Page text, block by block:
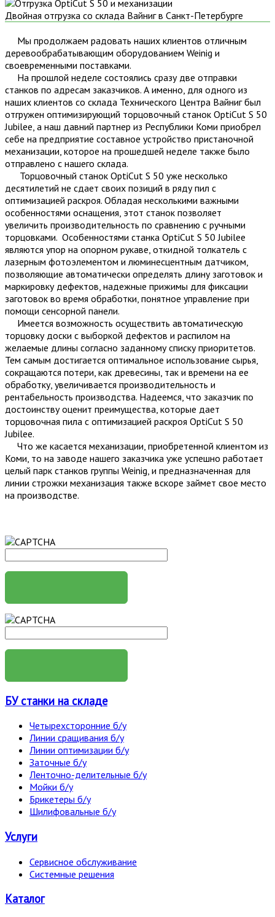
Двойная отгрузка со склада Вайниг в Санкт-Петербурге
Мы продолжаем радовать наших клиентов отличным
деревообрабатывающим оборудованием Weinig и
своевременными поставками.
На прошлой неделе состоялись сразу две отправки
станков по адресам заказчиков. А именно, для одного из
наших клиентов со склада Технического Центра Вайниг был
отгружен оптимизирующий торцовочный станок OptiCut S 50
Jubilee, а наш давний партнер из Республики Коми приобрел
себе на предприятие составное устройство пристаночной
механизации, которое на прошедшей неделе также было
отправлено с нашего склада.
Торцовочный станок OptiCut S 50 уже несколько
десятилетий не сдает своих позиций в ряду пил с
оптимизацией раскроя. Обладая несколькими важными
особенностями оснащения, этот станок позволяет
увеличить производительность по сравнению с ручными
торцовками. Особенностями станка OptiCut S 50 Jubilee
являются упор на опорном рукаве, откидной толкатель с
лазерным фотоэлементом и люминесцентным датчиком,
позволяющие автоматически определять длину заготовок и
маркировку дефектов, надежные прижимы для фиксации
заготовок во время обработки, понятное управление при
помощи сенсорной панели.
Имеется возможность осуществить автоматическую
торцовку доски с выборкой дефектов и распилом на
желаемые длины согласно заданному списку приоритетов.
Тем самым достигается оптимальное использование сырья,
сокращаются потери, как древесины, так и времени на ее
обработку, увеличивается производительность и
рентабельность производства. Надеемся, что заказчик по
достоинству оценит преимущества, которые дает
торцовочная пила с оптимизацией раскроя OptiCut S 50
Jubilee.
Что же касается механизации, приобретенной клиентом из
Коми, то на заводе нашего заказчика уже успешно работает
целый парк станков группы Weinig, и предназначенная для
линии строжки механизация также вскоре займет свое место
на производстве.
БУ станки на складе
Четырехсторонние б/у
Линии сращивания б/у
Линии оптимизации б/у
Заточные б/у
Ленточно-делительные б/у
Мойки б/у
Брикетеры б/у
Шилифовальные б/у
Услуги
Сервисное обслуживание
Системные решения
Каталог